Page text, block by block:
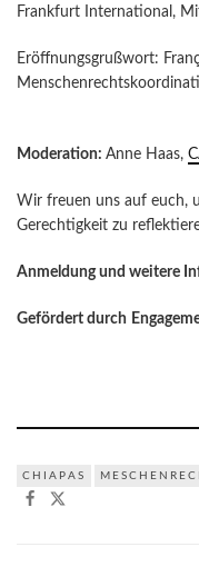
Frankfurt International,
Eröffnungsgrußwort:
Moderation: Anne Haas,
Wir freuen uns auf euch,
Gerechtigkeit zu
Anmeldung und weitere
Gefördert durch
CHIAPAS